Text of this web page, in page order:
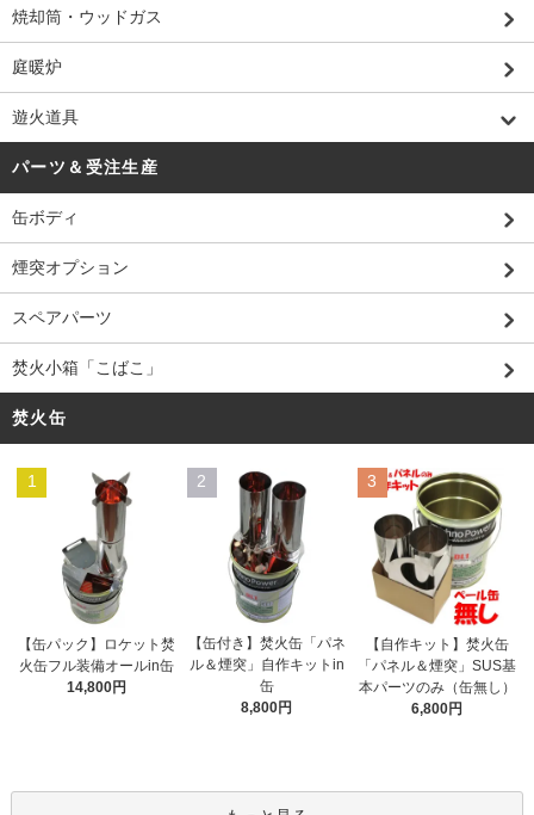
焼却筒・ウッドガス
庭暖炉
遊火道具
パーツ＆受注生産
缶ボディ
煙突オプション
スペアパーツ
焚火小箱「こばこ」
焚火缶
1
【缶パック】ロケット焚
火缶フル装備オールin缶
14,800円
2
【缶付き】焚火缶「パネ
ル＆煙突」自作キットin
缶
8,800円
3
【自作キット】焚火缶
「パネル＆煙突」SUS基
本パーツのみ（缶無し）
6,800円